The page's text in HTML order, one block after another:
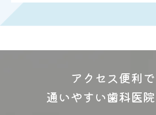
アクセス便利で
通いやすい歯科医